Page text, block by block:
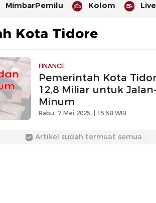
MimbarPemilu Kolom
Kota Tidore
FINANCE
Pemerintah Kota
12,8 Miliar untuk
Minum
Rabu, 7 Mei 2025, | 15:58 WIB
Artikel sudah termuat semua...